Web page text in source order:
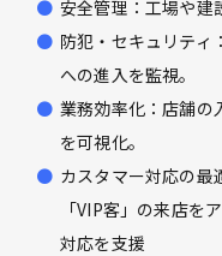
安全管理：工場や建
防犯・セキュリティ
への進入を監視。
業務効率化：店舗の
を可視化。
カスタマー対応の最
「VIP客」の来店を
対応を支援